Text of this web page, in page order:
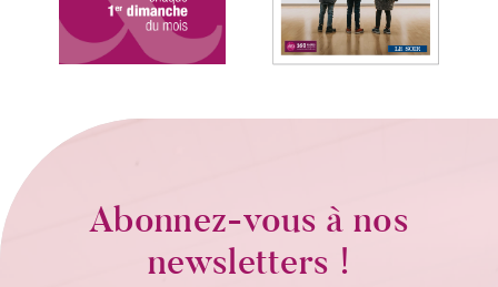
Abonnez-vous à nos
newsletters !